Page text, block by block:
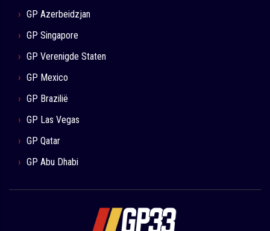
GP Azerbeidzjan
GP Singapore
GP Verenigde Staten
GP Mexico
GP Brazilië
GP Las Vegas
GP Qatar
GP Abu Dhabi